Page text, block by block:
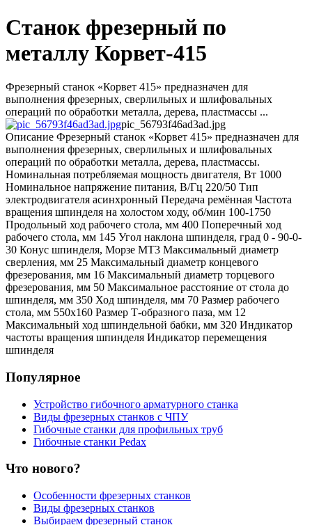
Станок фрезерный по
металлу Корвет-415
Фрезерный станок «Корвет 415» предназначен для
выполнения фрезерных, сверлильных и шлифовальных
операций по обработки металла, дерева, пластмассы ...
pic_56793f46ad3ad.jpg
Описание Фрезерный станок «Корвет 415» предназначен для
выполнения фрезерных, сверлильных и шлифовальных
операций по обработки металла, дерева, пластмассы.
Номинальная потребляемая мощность двигателя, Вт 1000
Номинальное напряжение питания, В/Гц 220/50 Тип
электродвигателя асинхронный Передача ремённая Частота
вращения шпинделя на холостом ходу, об/мин 100-1750
Продольный ход рабочего стола, мм 400 Поперечный ход
рабочего стола, мм 145 Угол наклона шпинделя, град 0 - 90-0-
30 Конус шпинделя, Морзе МТ3 Максимальный диаметр
сверления, мм 25 Максимальный диаметр концевого
фрезерования, мм 16 Максимальный диаметр торцевого
фрезерования, мм 50 Максимальное расстояние от стола до
шпинделя, мм 350 Ход шпинделя, мм 70 Размер рабочего
стола, мм 550х160 Размер Т-образного паза, мм 12
Максимальный ход шпиндельной бабки, мм 320 Индикатор
частоты вращения шпинделя Индикатор перемещения
шпинделя
Популярное
Устройство гибочного арматурного станка
Виды фрезерных станков с ЧПУ
Гибочные станки для профильных труб
Гибочные станки Pedax
Что нового?
Особенности фрезерных станков
Виды фрезерных станков
Выбираем фрезерный станок